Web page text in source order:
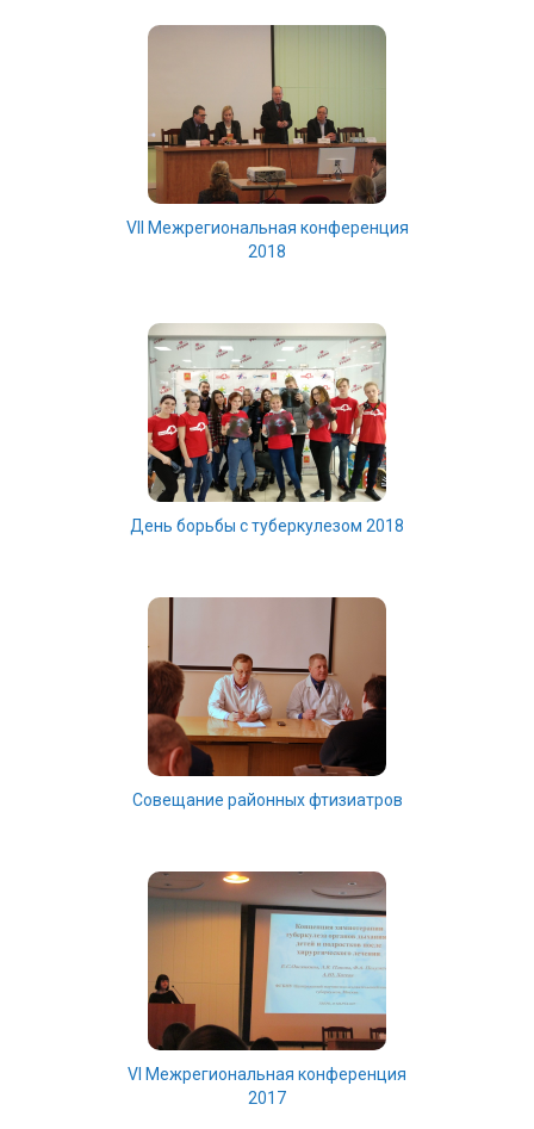
VII Межрегиональная конференция
2018
День борьбы с туберкулезом 2018
Совещание районных фтизиатров
VI Межрегиональная конференция
2017